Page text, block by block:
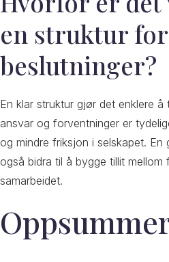
en struktur for
beslutninger?
En klar struktur gjør det enklere
ansvar og forventninger er
og mindre friksjon i selskapet. En
også bidra til å bygge tillit mellom
samarbeidet.